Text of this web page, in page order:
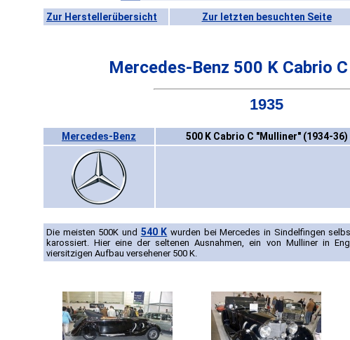
Zur Herstellerübersicht Zur letzten besuchten Seite
Mercedes-Benz 500 K Cabrio
1935
Mercedes-Benz 500 K Cabrio C "Mulliner" (1934-36)
Die meisten 500K und 540 K wurden bei Mercedes in Sindelfingen
karossiert. Hier eine der seltenen Ausnahmen, ein von Mulliner in
viersitzigen Aufbau versehener 500 K.